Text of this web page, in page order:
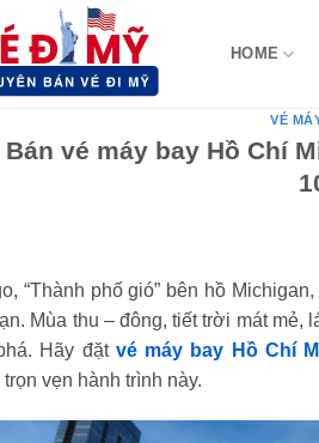
HOME
VÉ
Bán vé máy bay Hồ Chí
“Thành phố gió” bên hồ
Mùa thu – đông, tiết trời mát
Hãy đặt vé máy bay Hồ Chí
vẹn hành trình này.